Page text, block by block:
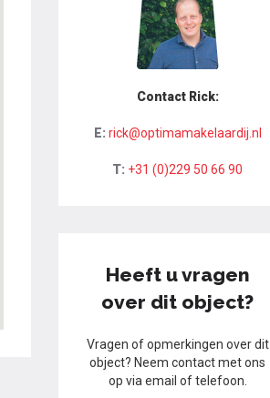
Contact Rick:
E: rick@optimamakelaardij.nl
T: +31 (0)229 50 66 90
Heeft u vragen
over dit object?
Vragen of opmerkingen over dit
object? Neem contact met ons
op via email of telefoon.